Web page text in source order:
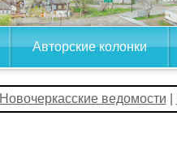
Авторские колонки
Новочеркасские ведомости